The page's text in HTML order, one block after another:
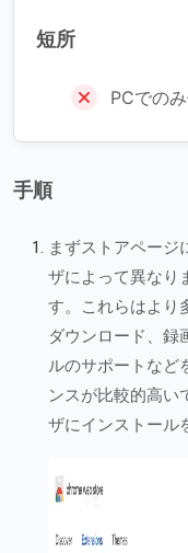
短所
PCでの
手順
まずストアページ
ザによって異なり
す。これらはより
ダウンロード、録
ルのサポートなど
ンスが比較的高い
ザにインストール